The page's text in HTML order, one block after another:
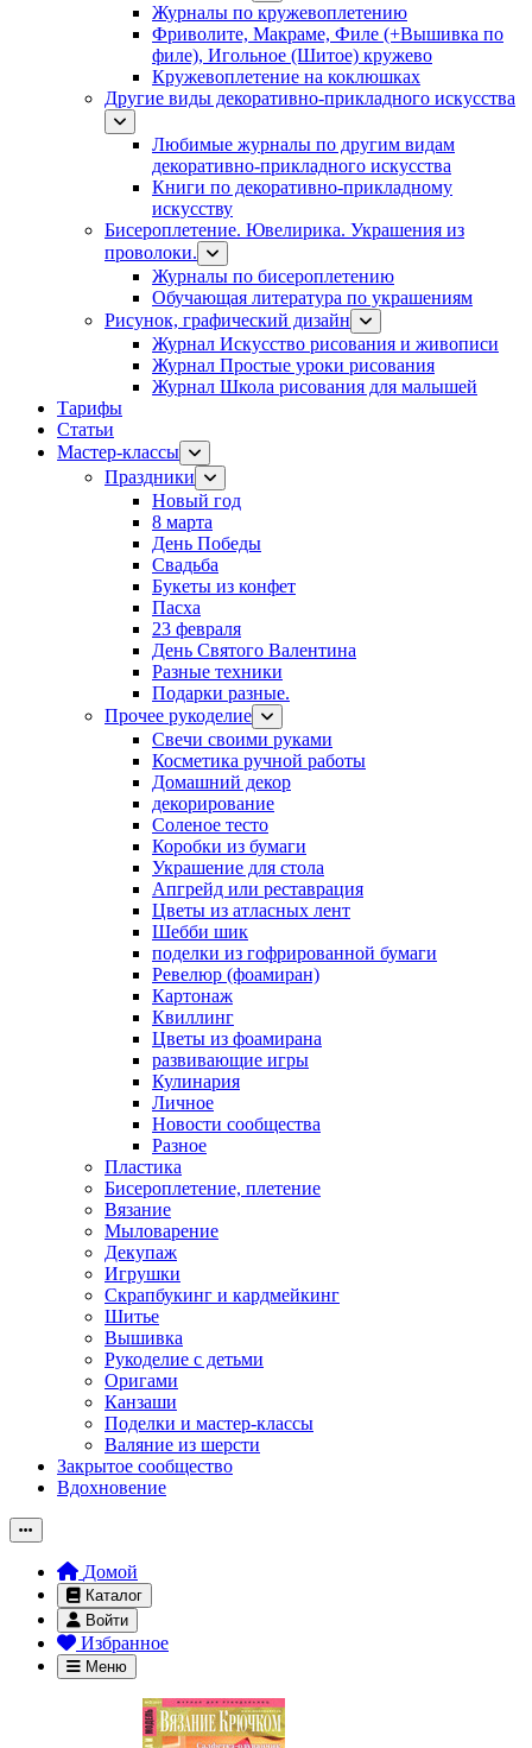
Журналы по кружевоплетению
Фриволите, Макраме, Филе (+Вышивка по
филе), Игольное (Шитое) кружево
Кружевоплетение на коклюшках
Другие виды декоративно-прикладного искусства
Любимые журналы по другим видам
декоративно-прикладного искусства
Книги по декоративно-прикладному
искусству
Бисероплетение. Ювелирика. Украшения из
проволоки.
Журналы по бисероплетению
Обучающая литература по украшениям
Рисунок, графический дизайн
Журнал Искусство рисования и живописи
Журнал Простые уроки рисования
Журнал Школа рисования для малышей
Тарифы
Статьи
Мастер-классы
Праздники
Новый год
8 марта
День Победы
Свадьба
Букеты из конфет
Пасха
23 февраля
День Святого Валентина
Разные техники
Подарки разные.
Прочее рукоделие
Свечи своими руками
Косметика ручной работы
Домашний декор
декорирование
Соленое тесто
Коробки из бумаги
Украшение для стола
Апгрейд или реставрация
Цветы из атласных лент
Шебби шик
поделки из гофрированной бумаги
Ревелюр (фоамиран)
Картонаж
Квиллинг
Цветы из фоамирана
развивающие игры
Кулинария
Личное
Новости сообщества
Разное
Пластика
Бисероплетение, плетение
Вязание
Мыловарение
Декупаж
Игрушки
Скрапбукинг и кардмейкинг
Шитье
Вышивка
Рукоделие с детьми
Оригами
Канзаши
Поделки и мастер-классы
Валяние из шерсти
Закрытое сообщество
Вдохновение
Домой
Каталог
Войти
Избранное
Меню